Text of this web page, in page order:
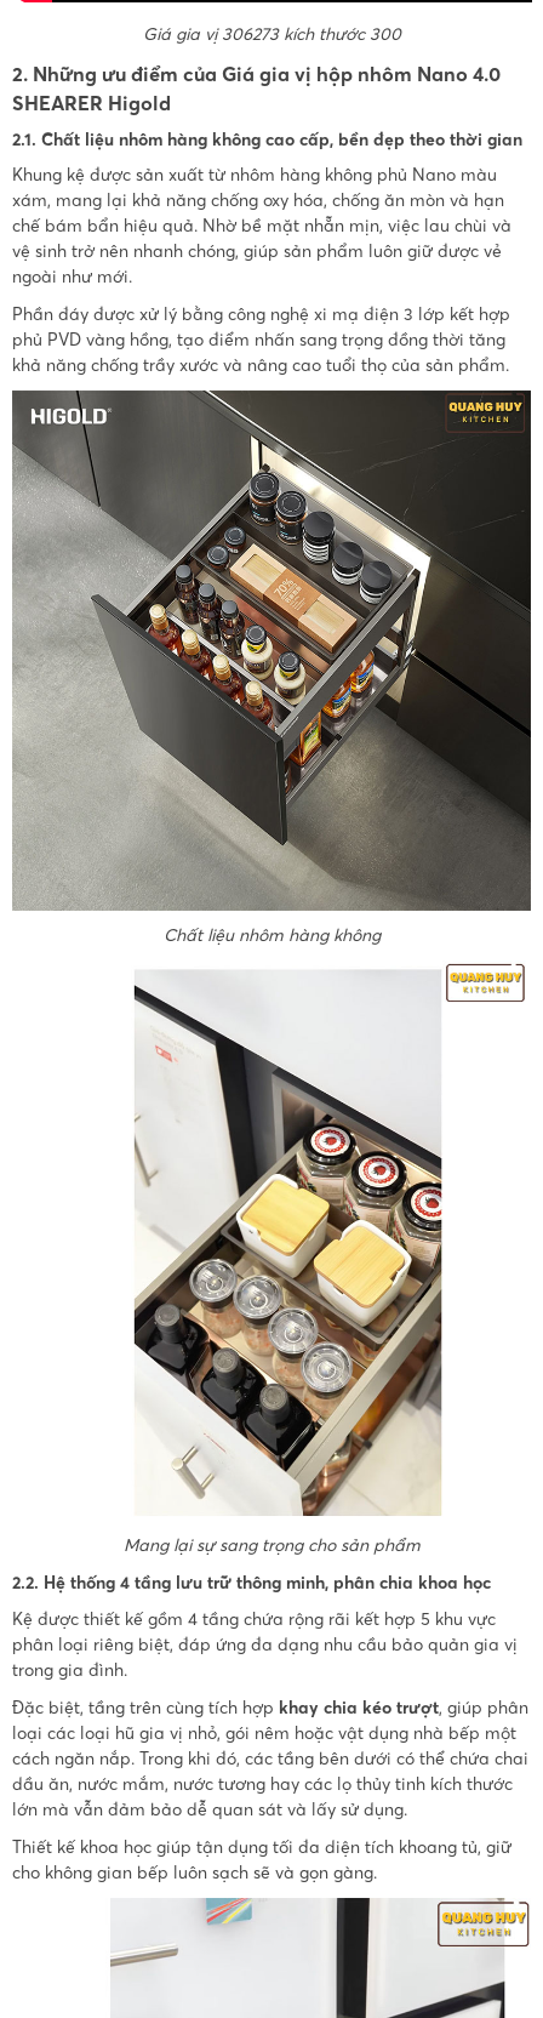
Giá gia vị 306273 kích thước 300
2. Những ưu điểm của Giá gia vị hộp nhôm Nano 4.0
SHEARER Higold
2.1. Chất liệu nhôm hàng không cao cấp, bền đẹp theo thời gian
Khung kệ được sản xuất từ nhôm hàng không phủ Nano màu
xám, mang lại khả năng chống oxy hóa, chống ăn mòn và hạn
chế bám bẩn hiệu quả. Nhờ bề mặt nhẵn mịn, việc lau chùi và
vệ sinh trở nên nhanh chóng, giúp sản phẩm luôn giữ được vẻ
ngoài như mới.
Phần đáy được xử lý bằng công nghệ xi mạ điện 3 lớp kết hợp
phủ PVD vàng hồng, tạo điểm nhấn sang trọng đồng thời tăng
khả năng chống trầy xước và nâng cao tuổi thọ của sản phẩm.
Chất liệu nhôm hàng không
Mang lại sự sang trọng cho sản phẩm
2.2. Hệ thống 4 tầng lưu trữ thông minh, phân chia khoa học
Kệ được thiết kế gồm 4 tầng chứa rộng rãi kết hợp 5 khu vực
phân loại riêng biệt, đáp ứng đa dạng nhu cầu bảo quản gia vị
trong gia đình.
Đặc biệt, tầng trên cùng tích hợp khay chia kéo trượt, giúp phân
loại các loại hũ gia vị nhỏ, gói nêm hoặc vật dụng nhà bếp một
cách ngăn nắp. Trong khi đó, các tầng bên dưới có thể chứa chai
dầu ăn, nước mắm, nước tương hay các lọ thủy tinh kích thước
lớn mà vẫn đảm bảo dễ quan sát và lấy sử dụng.
Thiết kế khoa học giúp tận dụng tối đa diện tích khoang tủ, giữ
cho không gian bếp luôn sạch sẽ và gọn gàng.